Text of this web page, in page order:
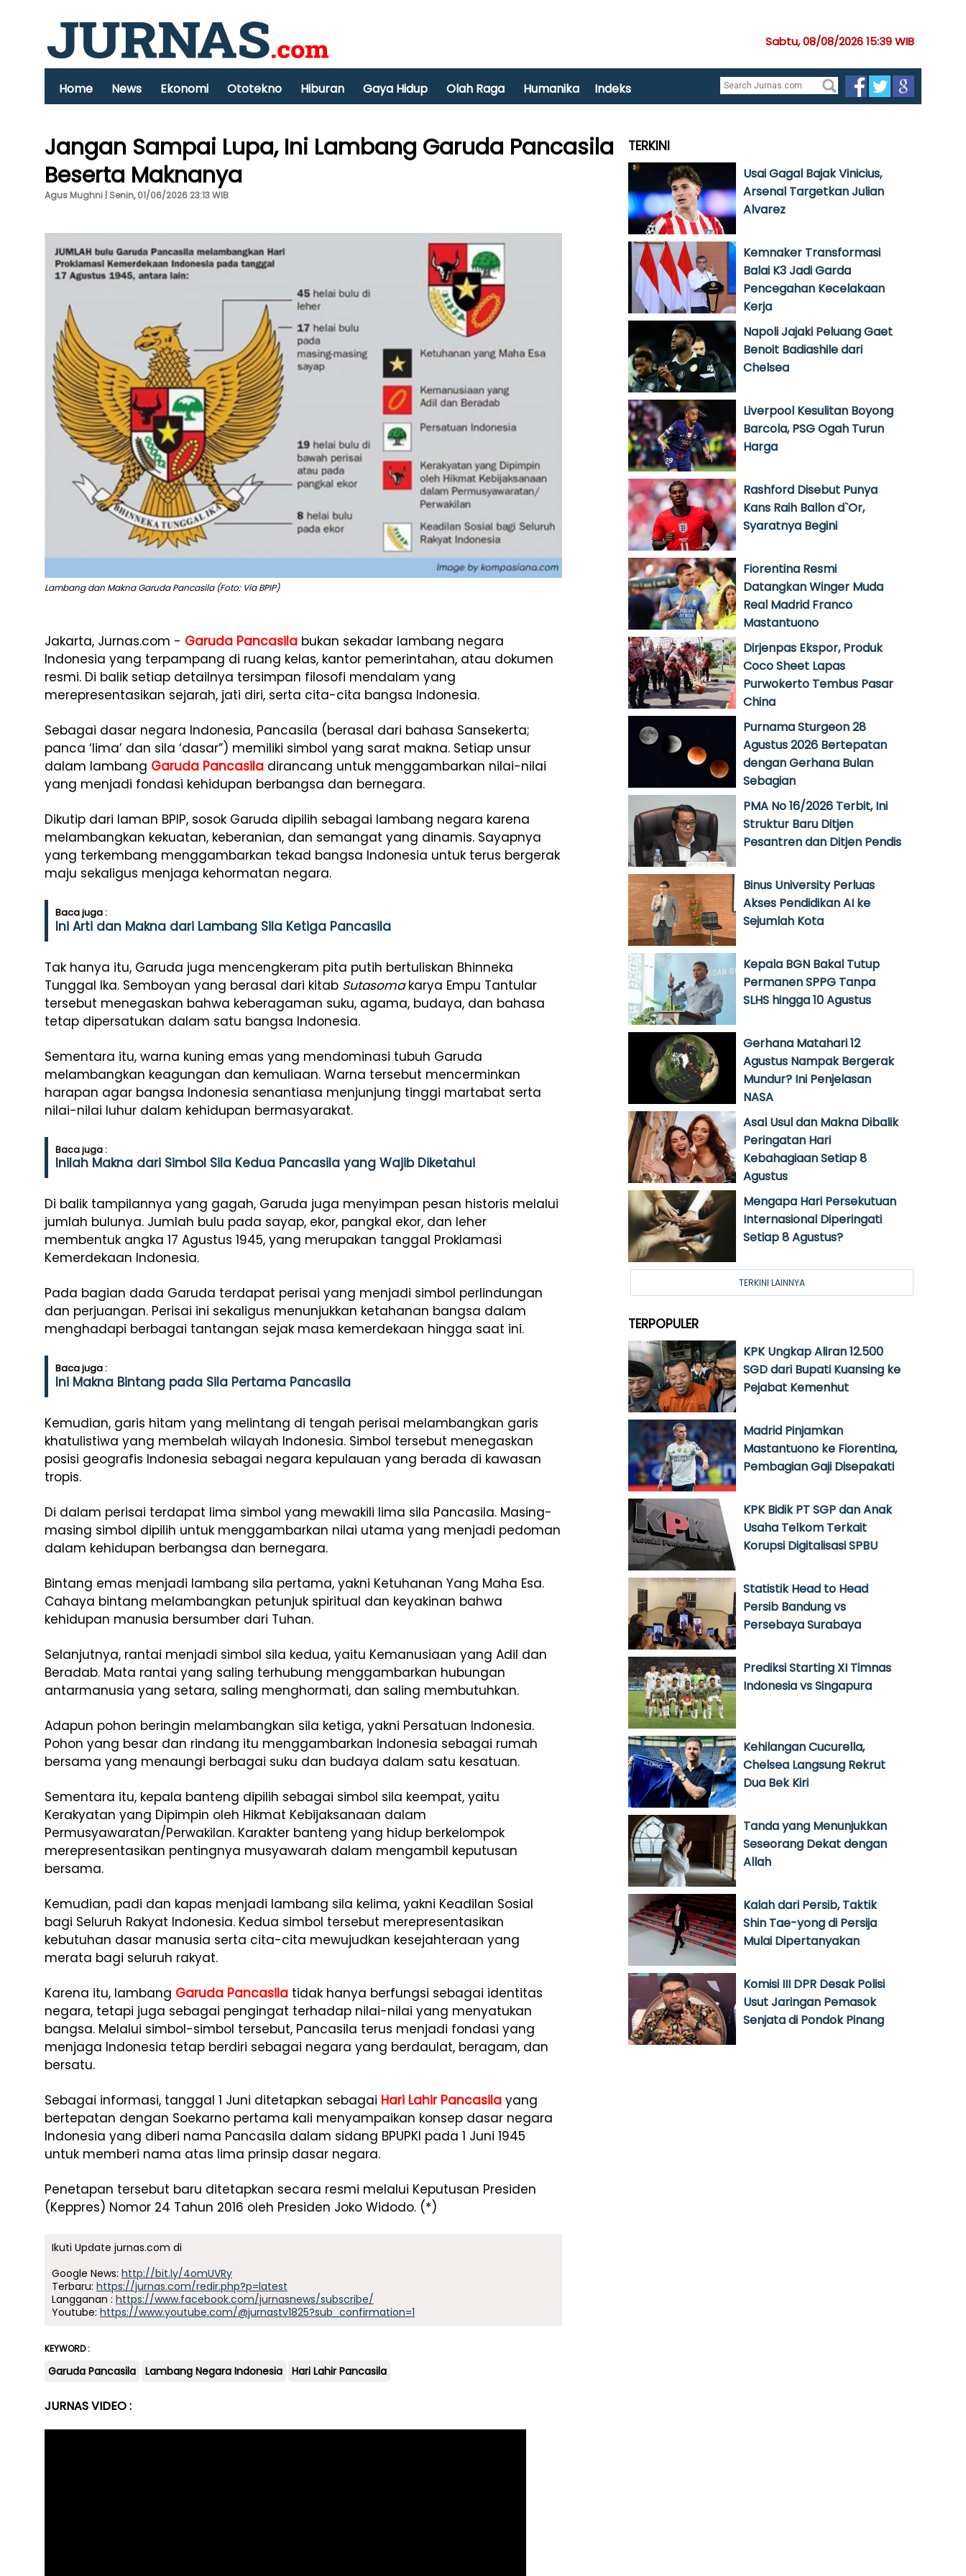
Sabtu, 08/08/2026 15:39 WIB
Home News Ekonomi Ototekno Hiburan Gaya Hidup Olah Raga Humanika Indeks
Jangan Sampai Lupa, Ini Lambang Garuda Pancasila
Beserta Maknanya
Agus Mughni | Senin, 01/06/2026 23:13 WIB
Lambang dan Makna Garuda Pancasila (Foto: Via BPIP)
Jakarta, Jurnas.com - Garuda Pancasila bukan sekadar lambang negara
Indonesia yang terpampang di ruang kelas, kantor pemerintahan, atau dokumen
resmi. Di balik setiap detailnya tersimpan filosofi mendalam yang
merepresentasikan sejarah, jati diri, serta cita-cita bangsa Indonesia.
Sebagai dasar negara Indonesia, Pancasila (berasal dari bahasa Sansekerta;
panca ‘lima’ dan sila ‘dasar”) memiliki simbol yang sarat makna. Setiap unsur
dalam lambang Garuda Pancasila dirancang untuk menggambarkan nilai-nilai
yang menjadi fondasi kehidupan berbangsa dan bernegara.
Dikutip dari laman BPIP, sosok Garuda dipilih sebagai lambang negara karena
melambangkan kekuatan, keberanian, dan semangat yang dinamis. Sayapnya
yang terkembang menggambarkan tekad bangsa Indonesia untuk terus bergerak
maju sekaligus menjaga kehormatan negara.
Baca juga :
Ini Arti dan Makna dari Lambang Sila Ketiga Pancasila
Tak hanya itu, Garuda juga mencengkeram pita putih bertuliskan Bhinneka
Tunggal Ika. Semboyan yang berasal dari kitab Sutasomakarya Empu Tantular
tersebut menegaskan bahwa keberagaman suku, agama, budaya, dan bahasa
tetap dipersatukan dalam satu bangsa Indonesia.
Sementara itu, warna kuning emas yang mendominasi tubuh Garuda
melambangkan keagungan dan kemuliaan. Warna tersebut mencerminkan
harapan agar bangsa Indonesia senantiasa menjunjung tinggi martabat serta
nilai-nilai luhur dalam kehidupan bermasyarakat.
Baca juga :
Inilah Makna dari Simbol Sila Kedua Pancasila yang Wajib Diketahui
Di balik tampilannya yang gagah, Garuda juga menyimpan pesan historis melalui
jumlah bulunya. Jumlah bulu pada sayap, ekor, pangkal ekor, dan leher
membentuk angka 17 Agustus 1945, yang merupakan tanggal Proklamasi
Kemerdekaan Indonesia.
Pada bagian dada Garuda terdapat perisai yang menjadi simbol perlindungan
dan perjuangan. Perisai ini sekaligus menunjukkan ketahanan bangsa dalam
menghadapi berbagai tantangan sejak masa kemerdekaan hingga saat ini.
Baca juga :
Ini Makna Bintang pada Sila Pertama Pancasila
Kemudian, garis hitam yang melintang di tengah perisai melambangkan garis
khatulistiwa yang membelah wilayah Indonesia. Simbol tersebut menegaskan
posisi geografis Indonesia sebagai negara kepulauan yang berada di kawasan
tropis.
Di dalam perisai terdapat lima simbol yang mewakili lima sila Pancasila. Masing-
masing simbol dipilih untuk menggambarkan nilai utama yang menjadi pedoman
dalam kehidupan berbangsa dan bernegara.
Bintang emas menjadi lambang sila pertama, yakni Ketuhanan Yang Maha Esa.
Cahaya bintang melambangkan petunjuk spiritual dan keyakinan bahwa
kehidupan manusia bersumber dari Tuhan.
Selanjutnya, rantai menjadi simbol sila kedua, yaitu Kemanusiaan yang Adil dan
Beradab. Mata rantai yang saling terhubung menggambarkan hubungan
antarmanusia yang setara, saling menghormati, dan saling membutuhkan.
Adapun pohon beringin melambangkan sila ketiga, yakni Persatuan Indonesia.
Pohon yang besar dan rindang itu menggambarkan Indonesia sebagai rumah
bersama yang menaungi berbagai suku dan budaya dalam satu kesatuan.
Sementara itu, kepala banteng dipilih sebagai simbol sila keempat, yaitu
Kerakyatan yang Dipimpin oleh Hikmat Kebijaksanaan dalam
Permusyawaratan/Perwakilan. Karakter banteng yang hidup berkelompok
merepresentasikan pentingnya musyawarah dalam mengambil keputusan
bersama.
Kemudian, padi dan kapas menjadi lambang sila kelima, yakni Keadilan Sosial
bagi Seluruh Rakyat Indonesia. Kedua simbol tersebut merepresentasikan
kebutuhan dasar manusia serta cita-cita mewujudkan kesejahteraan yang
merata bagi seluruh rakyat.
Karena itu, lambang Garuda Pancasila tidak hanya berfungsi sebagai identitas
negara, tetapi juga sebagai pengingat terhadap nilai-nilai yang menyatukan
bangsa. Melalui simbol-simbol tersebut, Pancasila terus menjadi fondasi yang
menjaga Indonesia tetap berdiri sebagai negara yang berdaulat, beragam, dan
bersatu.
Sebagai informasi, tanggal 1 Juni ditetapkan sebagai Hari Lahir Pancasila yang
bertepatan dengan Soekarno pertama kali menyampaikan konsep dasar negara
Indonesia yang diberi nama Pancasila dalam sidang BPUPKI pada 1 Juni 1945
untuk memberi nama atas lima prinsip dasar negara.
Penetapan tersebut baru ditetapkan secara resmi melalui Keputusan Presiden
(Keppres) Nomor 24 Tahun 2016 oleh Presiden Joko Widodo. (*)
Ikuti Update jurnas.com di
Google News: http://bit.ly/4omUVRy
Terbaru: https://jurnas.com/redir.php?p=latest
Langganan : https://www.facebook.com/jurnasnews/subscribe/
Youtube: https://www.youtube.com/@jurnastv1825?sub_confirmation=1
KEYWORD :
Garuda Pancasila Lambang Negara Indonesia Hari Lahir Pancasila
JURNAS VIDEO :
TERKINI
Usai Gagal Bajak Vinicius,
Arsenal Targetkan Julian
Alvarez
Kemnaker Transformasi
Balai K3 Jadi Garda
Pencegahan Kecelakaan
Kerja
Napoli Jajaki Peluang Gaet
Benoit Badiashile dari
Chelsea
Liverpool Kesulitan Boyong
Barcola, PSG Ogah Turun
Harga
Rashford Disebut Punya
Kans Raih Ballon d`Or,
Syaratnya Begini
Fiorentina Resmi
Datangkan Winger Muda
Real Madrid Franco
Mastantuono
Dirjenpas Ekspor, Produk
Coco Sheet Lapas
Purwokerto Tembus Pasar
China
Purnama Sturgeon 28
Agustus 2026 Bertepatan
dengan Gerhana Bulan
Sebagian
PMA No 16/2026 Terbit, Ini
Struktur Baru Ditjen
Pesantren dan Ditjen Pendis
Binus University Perluas
Akses Pendidikan AI ke
Sejumlah Kota
Kepala BGN Bakal Tutup
Permanen SPPG Tanpa
SLHS hingga 10 Agustus
Gerhana Matahari 12
Agustus Nampak Bergerak
Mundur? Ini Penjelasan
NASA
Asal Usul dan Makna Dibalik
Peringatan Hari
Kebahagiaan Setiap 8
Agustus
Mengapa Hari Persekutuan
Internasional Diperingati
Setiap 8 Agustus?
TERKINI LAINNYA
TERPOPULER
KPK Ungkap Aliran 12.500
SGD dari Bupati Kuansing ke
Pejabat Kemenhut
Madrid Pinjamkan
Mastantuono ke Fiorentina,
Pembagian Gaji Disepakati
KPK Bidik PT SGP dan Anak
Usaha Telkom Terkait
Korupsi Digitalisasi SPBU
Statistik Head to Head
Persib Bandung vs
Persebaya Surabaya
Prediksi Starting XI Timnas
Indonesia vs Singapura
Kehilangan Cucurella,
Chelsea Langsung Rekrut
Dua Bek Kiri
Tanda yang Menunjukkan
Seseorang Dekat dengan
Allah
Kalah dari Persib, Taktik
Shin Tae-yong di Persija
Mulai Dipertanyakan
Komisi III DPR Desak Polisi
Usut Jaringan Pemasok
Senjata di Pondok Pinang